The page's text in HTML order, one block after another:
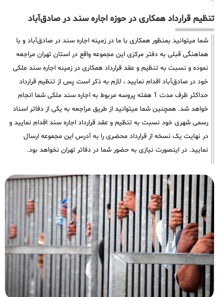
تنظیم قرارداد همکاری در حوزه اجاره سند در صادق‌آباد
شما میتوانید بمنظور همکاری با ما در زمینه اجاره سند در صادق‌آباد و با
هماهنگی قبلی به دفتر مرکزی این مجموعه واقع در استان تهران مراجعه
نموده و نسبت به تنظیم و عقد قرارداد همکاری در زمینه اجاره سند ملکی
خود در صادق‌آباد اقدام نمایید ، لازم به ذکر است پس از تنظیم قرارداد
حداکثر ظرف مدت 1 هفته پروسه مربوط به اجاره سند ملکی شما انجام
خواهد شد. همچنین شما میتوانید از طریق مراجعه به یکی از دفاتر اسناد
رسمی شهری خود نسبت به تنظیم و عقد قرارداد اجاره سند اقدام نمایید و
در نهایت یک نسخه از قرارداد محضری را به آدرس این مجموعه ارسال
نمایید. در اینصورت نیازی به حضور شما در دفاتر تهران نخواهد بود.